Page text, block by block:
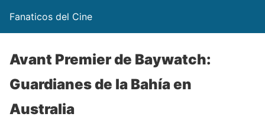
Fanaticos del Cine
Avant Premier de Baywatch:
Guardianes de la Bahía en
Australia